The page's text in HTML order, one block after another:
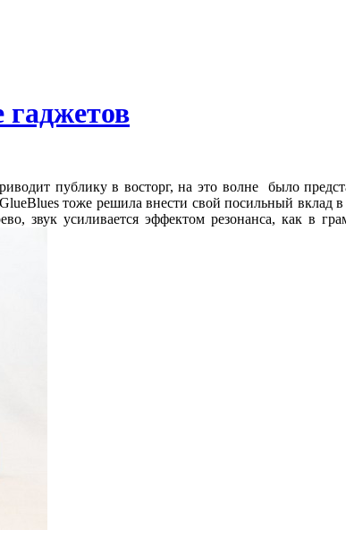
гаджетов
публику в восторг, на это волне было
тоже решила внести свой посильный
звук усиливается эффектом резонанса, как в